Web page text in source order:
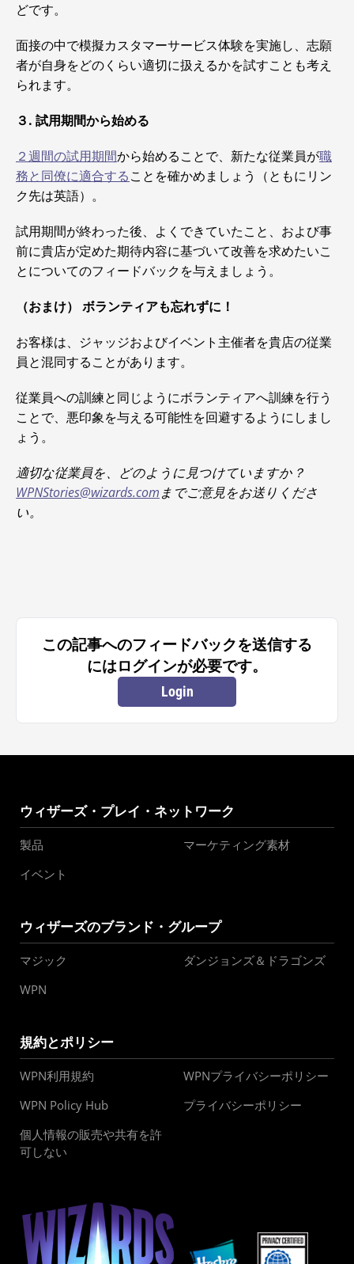
どです。
面接の中で模擬カスタマーサービス体験を実施し、志願
者が自身をどのくらい適切に扱えるかを試すことも考え
られます。
３. 試用期間から始める
２週間の試用期間から始めることで、新たな従業員が職
務と同僚に適合することを確かめましょう（ともにリン
ク先は英語）。
試用期間が終わった後、よくできていたこと、および事
前に貴店が定めた期待内容に基づいて改善を求めたいこ
とについてのフィードバックを与えましょう。
（おまけ） ボランティアも忘れずに！
お客様は、ジャッジおよびイベント主催者を貴店の従業
員と混同することがあります。
従業員への訓練と同じようにボランティアへ訓練を行う
ことで、悪印象を与える可能性を回避するようにしまし
ょう。
適切な従業員を、どのように見つけていますか？
WPNStories@wizards.comまでご意見をお送りくださ
い。
この記事へのフィードバックを送信する
にはログインが必要です。
Login
ウィザーズ・プレイ・ネットワーク
製品
マーケティング素材
イベント
ウィザーズのブランド・グループ
マジック
ダンジョンズ＆ドラゴンズ
WPN
規約とポリシー
WPN利用規約
WPNプライバシーポリシー
WPN Policy Hub
プライバシーポリシー
個人情報の販売や共有を許
可しない